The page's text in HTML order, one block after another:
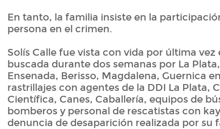
En tanto, la familia insiste en la
persona en el crimen.
Solís Calle fue vista con vida por última vez
buscada durante dos semanas por La
Ensenada, Berisso, Magdalena, Guernica
rastrillajes con agentes de la DDI La Plata,
Científica, Canes, Caballería, equipos de
bomberos y personal de rescatistas con
denuncia de desaparición realizada por su